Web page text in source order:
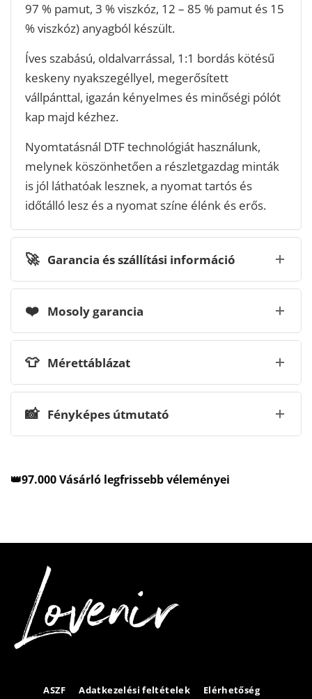
97 % pamut, 3 % viszkóz, 12 – 85 % pamut és 15
% viszkóz) anyagból készült.
Íves szabású, oldalvarrással, 1:1 bordás kötésű
keskeny nyakszegéllyel, megerősített
vállpánttal, igazán kényelmes és minőségi pólót
kap majd kézhez.
Nyomtatásnál DTF technológiát használunk,
melynek köszönhetően a részletgazdag minták
is jól láthatóak lesznek, a nyomat tartós és
időtálló lesz és a nyomat színe élénk és erős.
🚀 Garancia és szállítási információ
❤️ Mosoly garancia
👕 Mérettáblázat
📸 Fényképes útmutató
👑97.000 Vásárló legfrissebb véleményei
ASZF Adatkezelési feltételek Elérhetőség